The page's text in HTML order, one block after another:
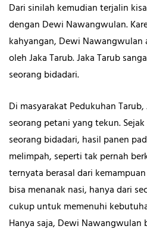
Dari sinilah kemudian terjalin
dengan Dewi Nawangwulan.
kahyangan, Dewi
oleh Jaka Tarub. Jaka Tarub
seorang bidadari.
Di masyarakat Pedukuhan
seorang petani yang tekun.
seorang bidadari, hasil panen
melimpah, seperti tak pernah
ternyata berasal dari
bisa menanak nasi, hanya dari
cukup untuk memenuhi
Hanya saja, Dewi Nawangwulan